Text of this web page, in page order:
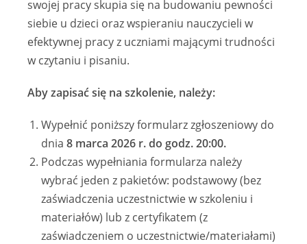
swojej pracy skupia się na budowaniu pewności
siebie u dzieci oraz wspieraniu nauczycieli w
efektywnej pracy z uczniami mającymi trudności
w czytaniu i pisaniu.
Aby zapisać się na szkolenie, należy:
Wypełnić poniższy formularz zgłoszeniowy do
dnia8 marca 2026 r. do godz. 20:00.
Podczas wypełniania formularza należy
wybrać jeden z pakietów: podstawowy (bez
zaświadczenia uczestnictwie w szkoleniu i
materiałów) lub z certyfikatem (z
zaświadczeniem o uczestnictwie/materiałami)